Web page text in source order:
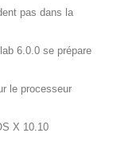
pas dans la
6.0.0 se prépare
le processeur
X 10.10